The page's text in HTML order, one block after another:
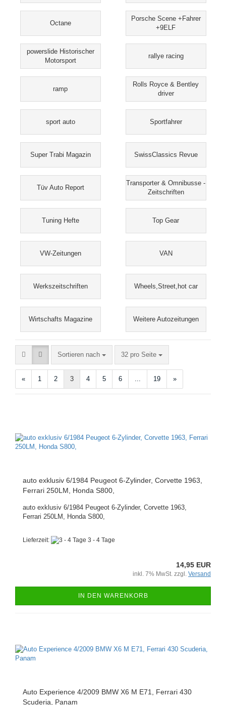
Octane
Porsche Scene +Fahrer
+9ELF
powerslide Historischer
Motorsport
rallye racing
ramp
Rolls Royce & Bentley
driver
sport auto Sportfahrer
Super Trabi Magazin SwissClassics Revue
Tüv Auto Report
Transporter & Omnibusse -
Zeitschriften
Tuning Hefte Top Gear
VW-Zeitungen VAN
Werkszeitschriften Wheels,Street,hot car
Wirtschafts Magazine Weitere Autozeitungen
Sortieren nach
Sortieren nach 32 pro Seite
pro Seite
« 1 2 3 4 5 6 ... 19 »
auto exklusiv 6/1984 Peugeot 6-Zylinder, Corvette 1963,
Ferrari 250LM, Honda S800,
auto exklusiv 6/1984 Peugeot 6-Zylinder, Corvette 1963,
Ferrari 250LM, Honda S800,
Lieferzeit: 3 - 4 Tage
14,95 EUR
inkl. 7% MwSt. zzgl. Versand
IN DEN WARENKORB
Auto Experience 4/2009 BMW X6 M E71, Ferrari 430
Scuderia, Panam